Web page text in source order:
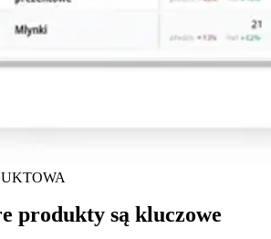
produkty są kluczowe